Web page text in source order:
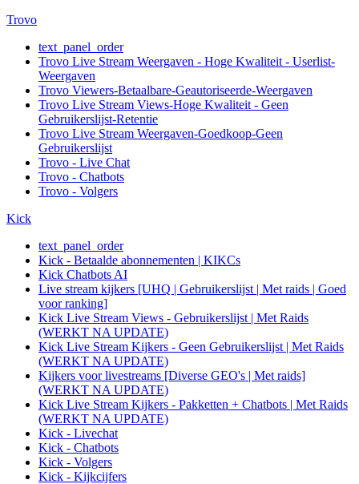
Trovo
text_panel_order
Trovo Live Stream Weergaven - Hoge Kwaliteit - Userlist-
Weergaven
Trovo Viewers-Betaalbare-Geautoriseerde-Weergaven
Trovo Live Stream Views-Hoge Kwaliteit - Geen
Gebruikerslijst-Retentie
Trovo Live Stream Weergaven-Goedkoop-Geen
Gebruikerslijst
Trovo - Live Chat
Trovo - Chatbots
Trovo - Volgers
Kick
text_panel_order
Kick - Betaalde abonnementen | KIKCs
Kick Chatbots AI
Live stream kijkers [UHQ | Gebruikerslijst | Met raids | Goed
voor ranking]
Kick Live Stream Views - Gebruikerslijst | Met Raids
(WERKT NA UPDATE)
Kick Live Stream Kijkers - Geen Gebruikerslijst | Met Raids
(WERKT NA UPDATE)
Kijkers voor livestreams [Diverse GEO's | Met raids]
(WERKT NA UPDATE)
Kick Live Stream Kijkers - Pakketten + Chatbots | Met Raids
(WERKT NA UPDATE)
Kick - Livechat
Kick - Chatbots
Kick - Volgers
Kick - Kijkcijfers